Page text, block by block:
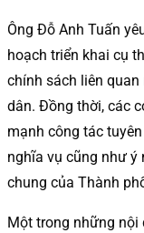
Ông Đỗ Anh Tuấn
hoạch triển khai cụ
chính sách liên
dân. Đồng thời, các
mạnh công tác
nghĩa vụ cũng như
chung của Thành
Một trong những